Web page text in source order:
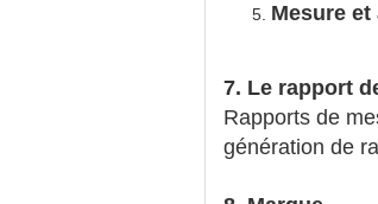
Mesure
7. Le rapport
Rapports de
génération de